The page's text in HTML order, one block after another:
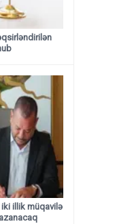
iki illik müqavilə